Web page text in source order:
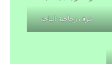
غرف زجاجية الباحة